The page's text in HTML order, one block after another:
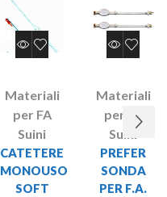
Materiali
per FA
Suini
CATETERE
MONOUSO
SOFT
Materiali
per FA
Suini
PREFER
SONDA
PER F.A.